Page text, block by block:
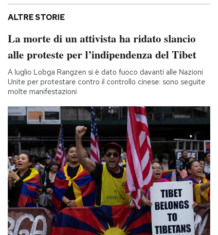
ALTRE STORIE
La morte di un attivista ha ridato slancio
alle proteste per l’indipendenza del Tibet
A luglio Lobga Rangzen si è dato fuoco davanti alle Nazioni
Unite per protestare contro il controllo cinese: sono seguite
molte manifestazioni